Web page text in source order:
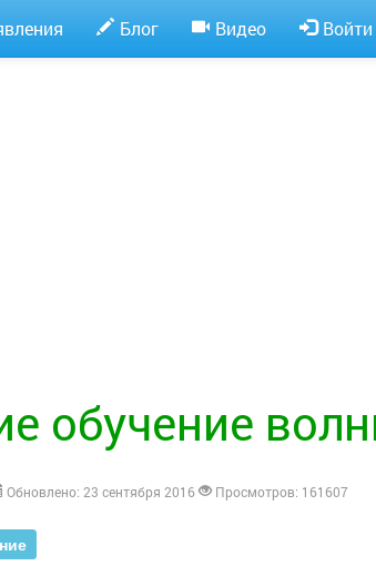
Блог Видео Войти
обучение
Обновлено: 23 сентября 2016 Просмотров: 161607